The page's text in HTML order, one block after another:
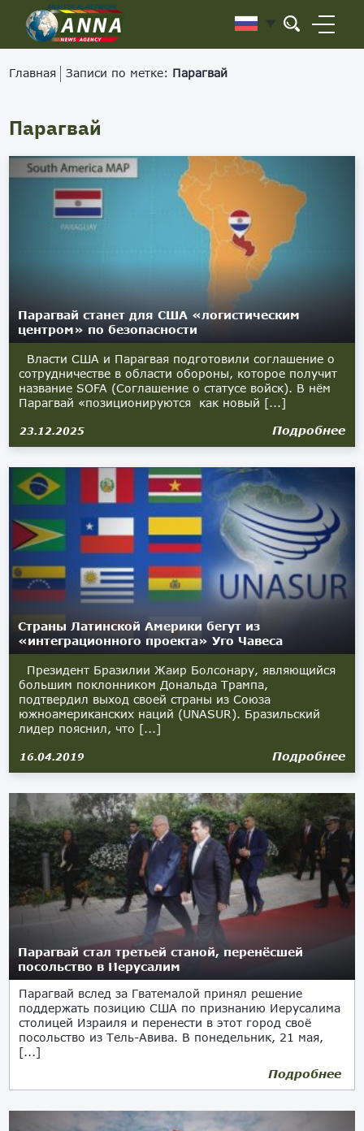
Главная Записи по метке: Парагвай
Парагвай
Парагвай станет для США «логистическим
центром» по безопасности
Власти США и Парагвая подготовили соглашение о
сотрудничестве в области обороны, которое получит
название SOFA (Соглашение о статусе войск). В нём
Парагвай «позиционируются как новый [...]
23.12.2025 Подробнее
Страны Латинской Америки бегут из
«интеграционного проекта» Уго Чавеса
Президент Бразилии Жаир Болсонару, являющийся
большим поклонником Дональда Трампа,
подтвердил выход своей страны из Союза
южноамериканских наций (UNASUR). Бразильский
лидер пояснил, что [...]
16.04.2019 Подробнее
Парагвай стал третьей станой, перенёсшей
посольство в Иерусалим
Парагвай вслед за Гватемалой принял решение
поддержать позицию США по признанию Иерусалима
столицей Израиля и перенести в этот город своё
посольство из Тель-Авива. В понедельник, 21 мая,
[...]
Подробнее